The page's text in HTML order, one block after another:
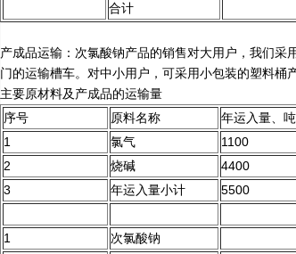
合计
产成品运输：次氯酸钠产品的销售对大用户，我们
门的运输槽车。对中小用户，可采用小包装的塑料桶
主要原材料及产成品的运输量
序号
原料名称 年运入量、吨
1
氯气 1100
2
烧碱 4400
3
年运入量小计 5500
1 次氯酸钠